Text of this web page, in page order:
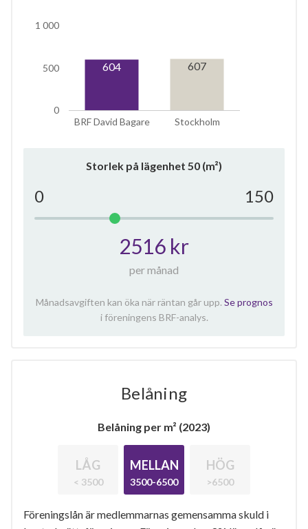
BRF David Bagare Stockholm
0
500
1 000
604 607
Storlek på lägenhet 50 (m²)
0 150
2516 kr
per månad
Månadsavgiften kan öka när räntan går upp. Se prognos
i föreningens BRF-analys.
Belåning
Belåning per m² (2023)
LÅG
< 3500
MELLAN
3500-6500
HÖG
>6500
Föreningslån är medlemmarnas gemensamma skuld i